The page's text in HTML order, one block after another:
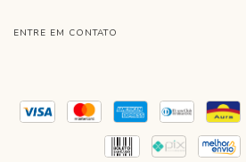
ENTRE EM CONTATO